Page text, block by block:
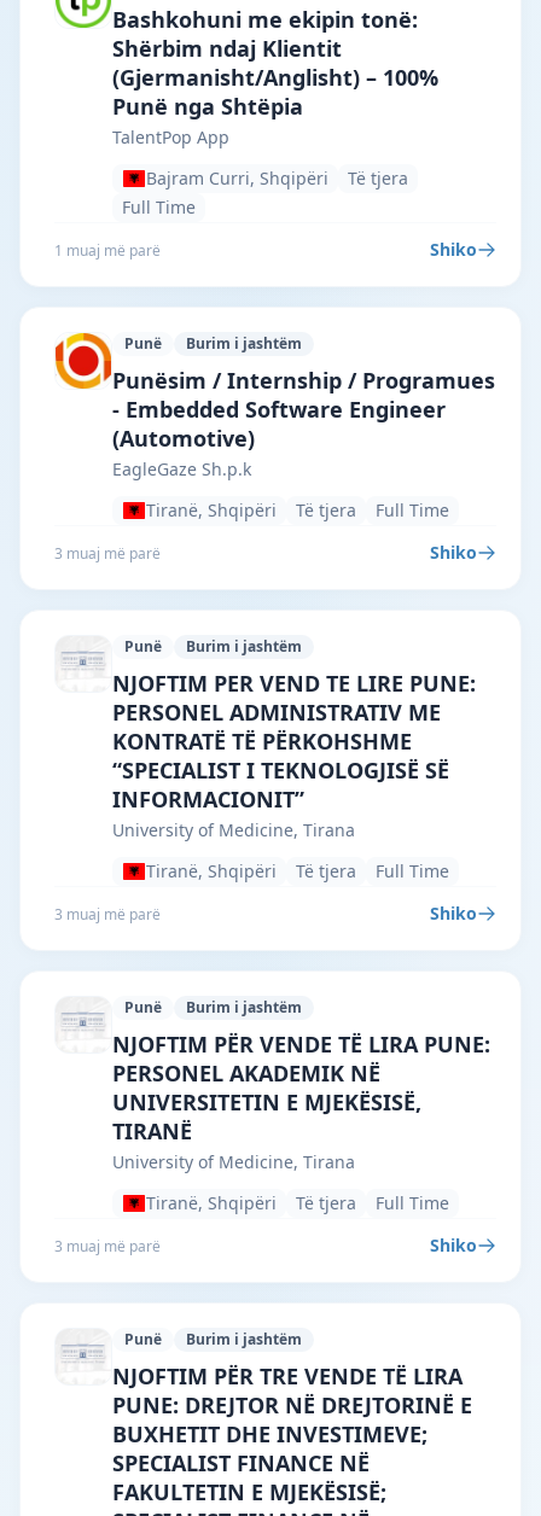
TalentPop App · Bajram Curri · #6998 —
Bashkohuni me ekipin tonë:
Shërbim ndaj Klientit
(Gjermanisht/Anglisht) – 100%
Punë nga Shtëpia
TalentPop App
Bajram Curri, Shqipëri
Të tjera
Full Time
1 muaj më parë Shiko
Punë Burim i jashtëm
EagleGaze Sh.p.k · Tiranë · #5866 —
Punësim / Internship / Programues
- Embedded Software Engineer
(Automotive)
EagleGaze Sh.p.k
Tiranë, Shqipëri
Të tjera Full Time
3 muaj më parë Shiko
Punë Burim i jashtëm
University of Medicine, Tirana · Tiranë
NJOFTIM PER VEND TE LIRE PUNE:
PERSONEL ADMINISTRATIV ME
KONTRATË TË PËRKOHSHME
“SPECIALIST I TEKNOLOGJISË SË
INFORMACIONIT”
University of Medicine, Tirana
Tiranë, Shqipëri
Të tjera Full Time
3 muaj më parë Shiko
Punë Burim i jashtëm
University of Medicine, Tirana · Tiranë
NJOFTIM PËR VENDE TË LIRA PUNE:
PERSONEL AKADEMIK NË
UNIVERSITETIN E MJEKËSISË,
TIRANË
University of Medicine, Tirana
Tiranë, Shqipëri
Të tjera Full Time
3 muaj më parë Shiko
Punë Burim i jashtëm
University of Medicine, Tirana · Tiranë
NJOFTIM PËR TRE VENDE TË LIRA
PUNE: DREJTOR NË DREJTORINË E
BUXHETIT DHE INVESTIMEVE;
SPECIALIST FINANCE NË
FAKULTETIN E MJEKËSISË;